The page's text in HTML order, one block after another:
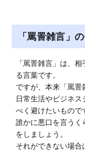
「罵詈雑言」
「罵詈雑言」は、
る言葉です。
ですが、本来「罵詈
日常生活やビジネ
べく避けたいもので
誰かに悪口を言う
をしましょう。
それができない場